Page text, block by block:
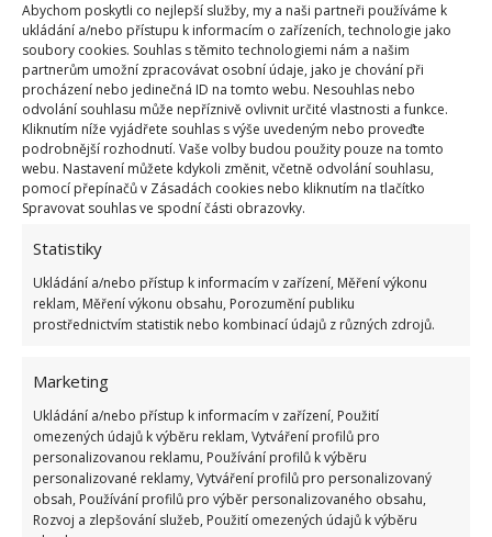
Abychom poskytli co nejlepší služby, my a naši partneři používáme k
ukládání a/nebo přístupu k informacím o zařízeních, technologie jako
soubory cookies. Souhlas s těmito technologiemi nám a našim
partnerům umožní zpracovávat osobní údaje, jako je chování při
procházení nebo jedinečná ID na tomto webu. Nesouhlas nebo
odvolání souhlasu může nepříznivě ovlivnit určité vlastnosti a funkce.
Kliknutím níže vyjádřete souhlas s výše uvedeným nebo proveďte
podrobnější rozhodnutí. Vaše volby budou použity pouze na tomto
webu. Nastavení můžete kdykoli změnit, včetně odvolání souhlasu,
pomocí přepínačů v Zásadách cookies nebo kliknutím na tlačítko
Spravovat souhlas ve spodní části obrazovky.
Statistiky
Ukládání a/nebo přístup k informacím v zařízení, Měření výkonu
reklam, Měření výkonu obsahu, Porozumění publiku
prostřednictvím statistik nebo kombinací údajů z různých zdrojů.
Marketing
Ukládání a/nebo přístup k informacím v zařízení, Použití
omezených údajů k výběru reklam, Vytváření profilů pro
personalizovanou reklamu, Používání profilů k výběru
personalizované reklamy, Vytváření profilů pro personalizovaný
obsah, Používání profilů pro výběr personalizovaného obsahu,
Rozvoj a zlepšování služeb, Použití omezených údajů k výběru
DEKORACE KVÍZ
KOMENTOVAT
Jiří Kolář
Absolvent České zemědělské
univerzity, který je již od malička